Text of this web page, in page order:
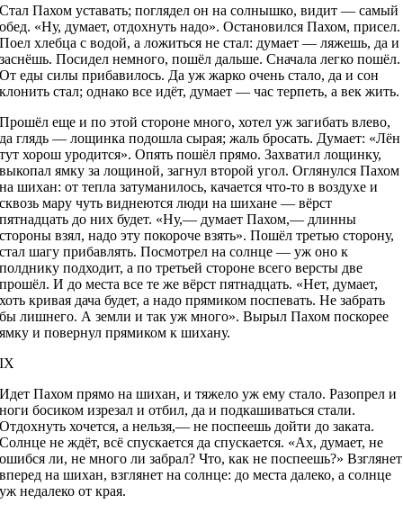
Стал Пахом уставать; поглядел он на солнышко, видит — самый
обед. «Ну, думает, отдохнуть надо». Остановился Пахом, присел.
Поел хлебца с водой, а ложиться не стал: думает — ляжешь, да и
заснёшь. Посидел немного, пошёл дальше. Сначала легко пошёл.
От еды силы прибавилось. Да уж жарко очень стало, да и сон
клонить стал; однако все идёт, думает — час терпеть, а век жить.
Прошёл еще и по этой стороне много, хотел уж загибать влево,
да глядь — лощинка подошла сырая; жаль бросать. Думает: «Лён
тут хорош уродится». Опять пошёл прямо. Захватил лощинку,
выкопал ямку за лощиной, загнул второй угол. Оглянулся Пахом
на шихан: от тепла затуманилось, качается что-то в воздухе и
сквозь мару чуть виднеются люди на шихане — вёрст
пятнадцать до них будет. «Ну,— думает Пахом,— длинны
стороны взял, надо эту покороче взять». Пошёл третью сторону,
стал шагу прибавлять. Посмотрел на солнце — уж оно к
полднику подходит, а по третьей стороне всего версты две
прошёл. И до места все те же вёрст пятнадцать. «Нет, думает,
хоть кривая дача будет, а надо прямиком поспевать. Не забрать
бы лишнего. А земли и так уж много». Вырыл Пахом поскорее
ямку и повернул прямиком к шихану.
IX
Идет Пахом прямо на шихан, и тяжело уж ему стало. Разопрел и
ноги босиком изрезал и отбил, да и подкашиваться стали.
Отдохнуть хочется, а нельзя,— не поспеешь дойти до заката.
Солнце не ждёт, всё спускается да спускается. «Ах, думает, не
ошибся ли, не много ли забрал? Что, как не поспеешь?» Взглянет
вперед на шихан, взглянет на солнце: до места далеко, а солнце
уж недалеко от края.